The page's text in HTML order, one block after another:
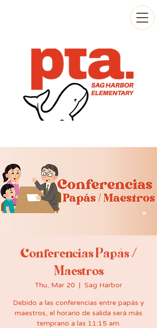
Conferencias Papás /
Maestros
Thu, Mar 20
  |
Sag Harbor
Debido a las conferencias entre papás y
maestros, el horario de salida será más
temprano a las 11:15 am.